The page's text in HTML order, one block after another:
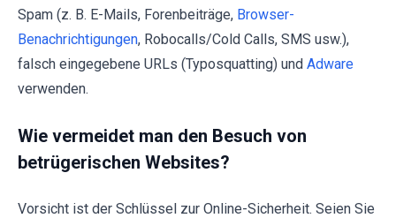
Spam (z. B. E-Mails, Forenbeiträge, Browser-
Benachrichtigungen, Robocalls/Cold Calls, SMS usw.),
falsch eingegebene URLs (Typosquatting) und Adware
verwenden.
Wie vermeidet man den Besuch von
betrügerischen Websites?
Vorsicht ist der Schlüssel zur Online-Sicherheit. Seien Sie